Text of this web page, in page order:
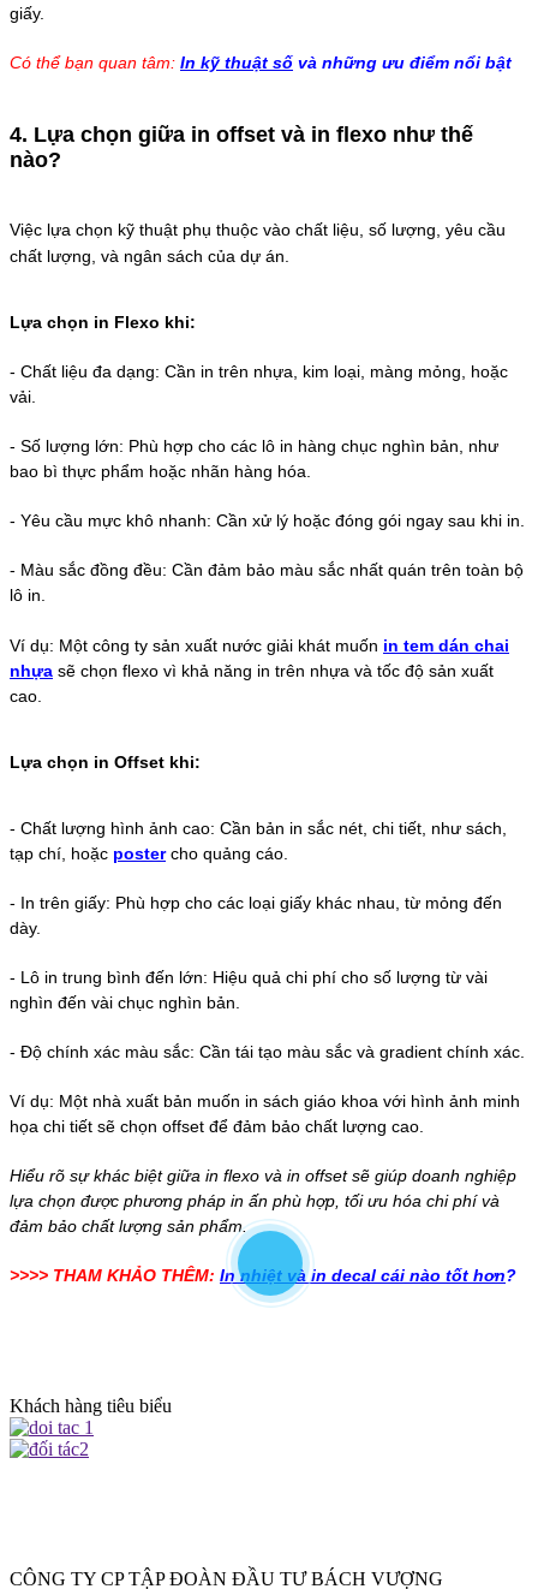
giấy.
Có thể bạn quan tâm: In kỹ thuật số và những ưu điểm nổi bật
4. Lựa chọn giữa in offset và in flexo như thế
nào?
Việc lựa chọn kỹ thuật phụ thuộc vào chất liệu, số lượng, yêu cầu
chất lượng, và ngân sách của dự án.
Lựa chọn in Flexo khi:
- Chất liệu đa dạng: Cần in trên nhựa, kim loại, màng mỏng, hoặc
vải.
- Số lượng lớn: Phù hợp cho các lô in hàng chục nghìn bản, như
bao bì thực phẩm hoặc nhãn hàng hóa.
- Yêu cầu mực khô nhanh: Cần xử lý hoặc đóng gói ngay sau khi in.
- Màu sắc đồng đều: Cần đảm bảo màu sắc nhất quán trên toàn bộ
lô in.
Ví dụ: Một công ty sản xuất nước giải khát muốn in tem dán chai
nhựa sẽ chọn flexo vì khả năng in trên nhựa và tốc độ sản xuất
cao.
Lựa chọn in Offset khi:
- Chất lượng hình ảnh cao: Cần bản in sắc nét, chi tiết, như sách,
tạp chí, hoặc postercho quảng cáo.
- In trên giấy: Phù hợp cho các loại giấy khác nhau, từ mỏng đến
dày.
- Lô in trung bình đến lớn: Hiệu quả chi phí cho số lượng từ vài
nghìn đến vài chục nghìn bản.
- Độ chính xác màu sắc: Cần tái tạo màu sắc và gradient chính xác.
Ví dụ: Một nhà xuất bản muốn in sách giáo khoa với hình ảnh minh
họa chi tiết sẽ chọn offset để đảm bảo chất lượng cao.
Hiểu rõ sự khác biệt giữa in flexo và in offset sẽ giúp doanh nghiệp
lựa chọn được phương pháp in ấn phù hợp, tối ưu hóa chi phí và
đảm bảo chất lượng sản phẩm.
>>>> THAM KHẢO THÊM: In nhiệt và in decal cái nào tốt hơn?
Khách hàng tiêu biểu
CÔNG TY CP TẬP ĐOÀN ĐẦU TƯ BÁCH VƯỢNG